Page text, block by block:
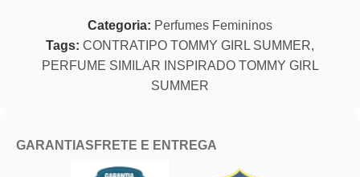
Categoria: Perfumes Femininos
Tags: CONTRATIPO TOMMY GIRL SUMMER,
PERFUME SIMILAR INSPIRADO TOMMY GIRL
SUMMER
GARANTIAS FRETE E ENTREGA